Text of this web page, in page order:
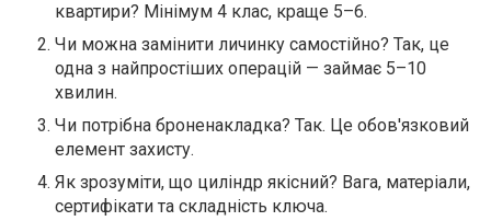
квартири? Мінімум 4 клас, краще 5–6.
Чи можна замінити личинку самостійно? Так, це
одна з найпростіших операцій — займає 5–10
хвилин.
Чи потрібна броненакладка? Так. Це обов'язковий
елемент захисту.
Як зрозуміти, що циліндр якісний? Вага, матеріали,
сертифікати та складність ключа.